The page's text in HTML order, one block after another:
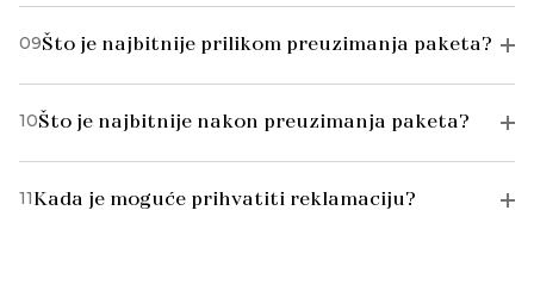
09Što je najbitnije prilikom preuzimanja paketa?
10Što je najbitnije nakon preuzimanja paketa?
11Kada je moguće prihvatiti reklamaciju?